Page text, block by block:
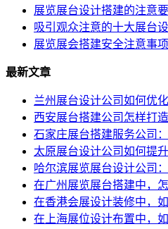
展览展台设计搭建的注意
吸引观众注意的十大展台
展览展会搭建安全注意事
最新文章
兰州展台设计公司如何优
西安展台搭建公司怎样打
石家庄展台搭建服务公司
太原展台设计公司如何提
哈尔滨展览展台设计公司
在广州展览展台搭建中，
在香港会展设计装修中，
在上海展位设计布置中，